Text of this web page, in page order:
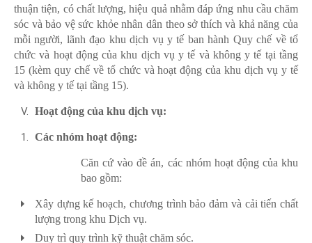
thuận tiện, có chất lượng, hiệu quả nhằm đáp ứng nhu cầu chăm
sóc và bảo vệ sức khỏe nhân dân theo sở thích và khả năng của
mỗi người, lãnh đạo khu dịch vụ y tế ban hành Quy chế về tổ
chức và hoạt động của khu dịch vụ y tế và không y tế tại tầng
15 (kèm quy chế về tổ chức và hoạt động của khu dịch vụ y tế
và không y tế tại tầng 15).
Hoạt động của khu dịch vụ:
Các nhóm hoạt động:
Căn cứ vào đề án, các nhóm hoạt động của khu
bao gồm:
Xây dựng kế hoạch, chương trình bảo đảm và cải tiến chất
lượng trong khu Dịch vụ.
Duy trì quy trình kỹ thuật chăm sóc.